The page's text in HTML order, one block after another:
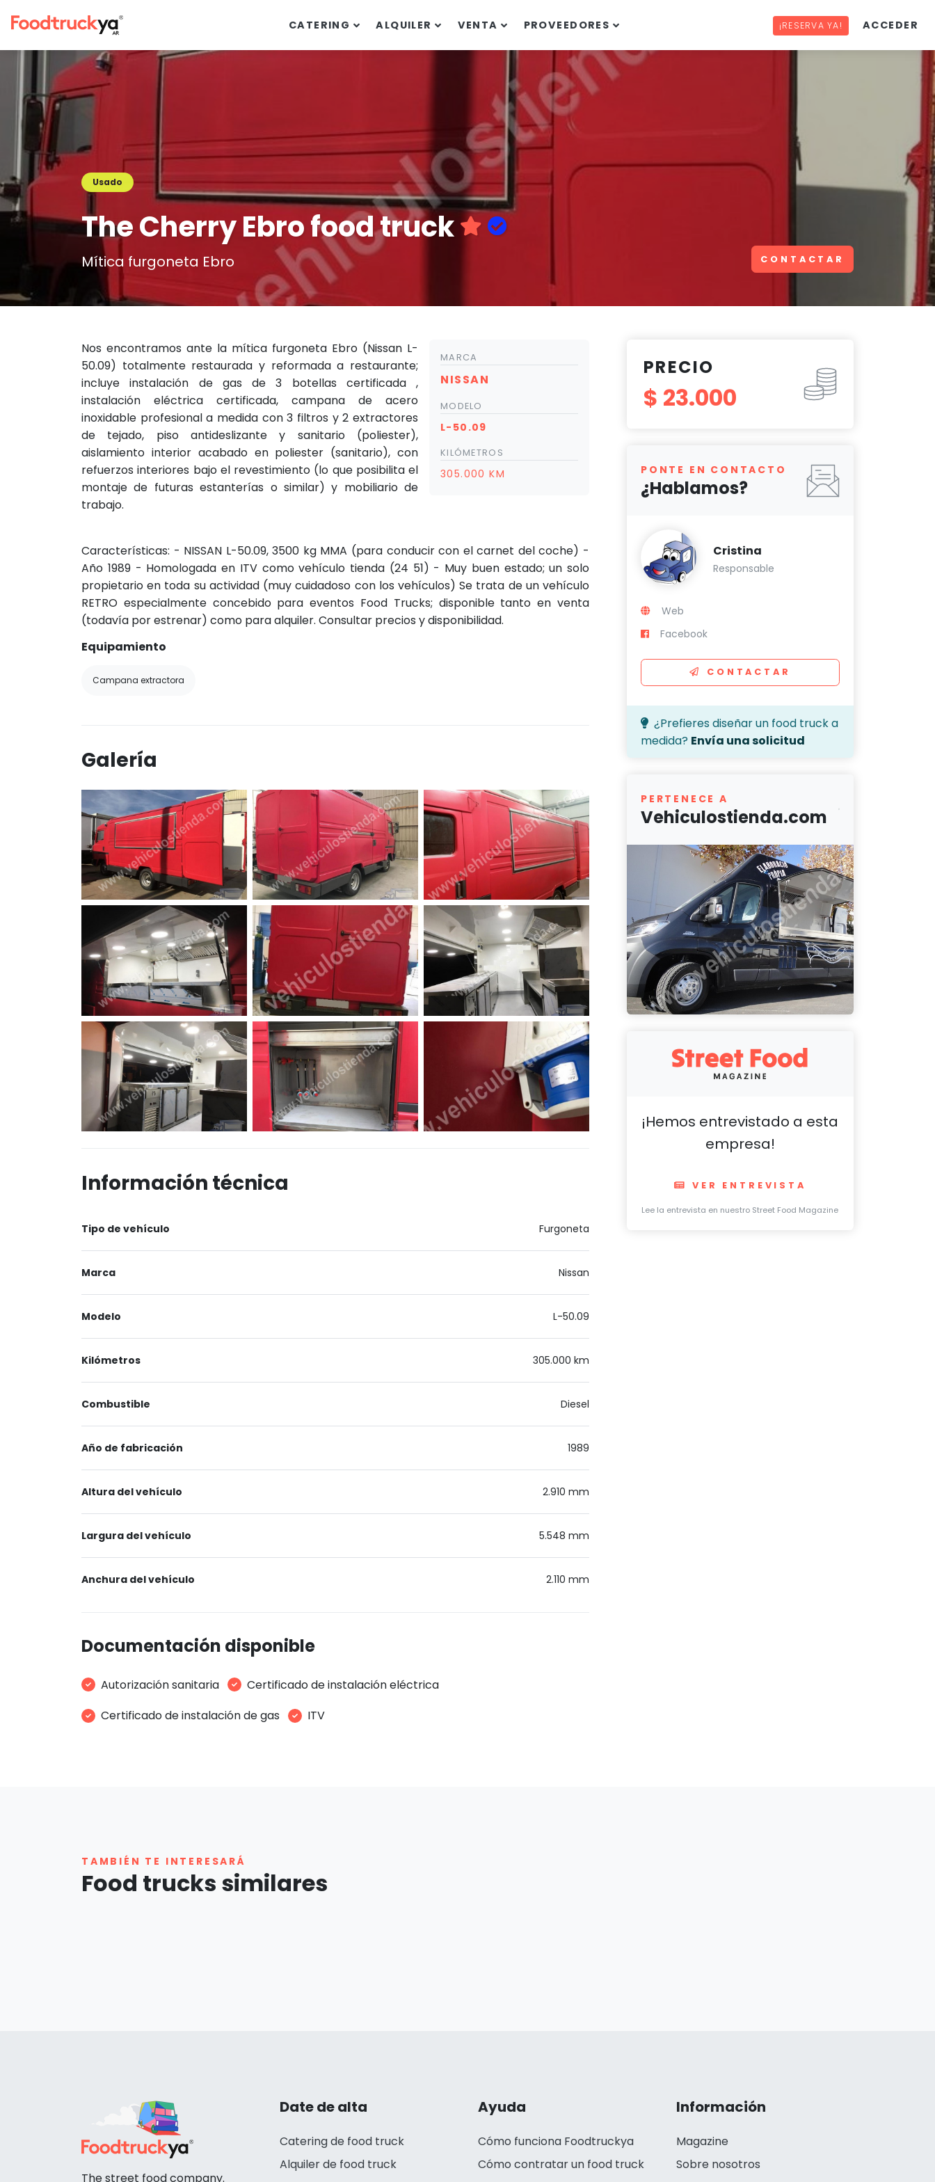
CATERING ALQUILER VENTA PROVEEDORES ¡RESERVA YA! ACCEDER
Usado
The Cherry Ebro food truck
Mítica furgoneta Ebro CONTACTAR
MARCA
NISSAN
MODELO
L-50.09
KILÓMETROS
305.000 KM
Nos encontramos ante la mítica furgoneta Ebro (Nissan L-
50.09) totalmente restaurada y reformada a restaurante;
incluye instalación de gas de 3 botellas certificada ,
instalación eléctrica certificada, campana de acero
inoxidable profesional a medida con 3 filtros y 2 extractores
de tejado, piso antideslizante y sanitario (poliester),
aislamiento interior acabado en poliester (sanitario), con
refuerzos interiores bajo el revestimiento (lo que posibilita el
montaje de futuras estanterías o similar) y mobiliario de
trabajo.
Características: - NISSAN L-50.09, 3500 kg MMA (para conducir con el carnet del coche) -
Año 1989 - Homologada en ITV como vehículo tienda (24 51) - Muy buen estado; un solo
propietario en toda su actividad (muy cuidadoso con los vehículos) Se trata de un vehículo
RETRO especialmente concebido para eventos Food Trucks; disponible tanto en venta
(todavía por estrenar) como para alquiler. Consultar precios y disponibilidad.
Equipamiento
Campana extractora
Galería
Información técnica
Tipo de vehículo Furgoneta
Marca Nissan
Modelo L-50.09
Kilómetros 305.000 km
Combustible Diesel
Año de fabricación 1989
Altura del vehículo 2.910 mm
Largura del vehículo 5.548 mm
Anchura del vehículo 2.110 mm
Documentación disponible
Autorización sanitaria
Certificado de instalación eléctrica
Certificado de instalación de gas
ITV
PRECIO
$ 23.000
PONTE EN CONTACTO
¿Hablamos?
Cristina
Responsable
Web
Facebook
CONTACTAR
¿Prefieres diseñar un food truck a
medida? Envía una solicitud
PERTENECE A
Vehiculostienda.com
¡Hemos entrevistado a esta
empresa!
VER ENTREVISTA
Lee la entrevista en nuestro Street Food Magazine
TAMBIÉN TE INTERESARÁ
Food trucks similares
Date de alta
Catering de food truck
Alquiler de food truck
Ayuda
Cómo funciona Foodtruckya
Cómo contratar un food truck
Información
Magazine
Sobre nosotros
The street food company.